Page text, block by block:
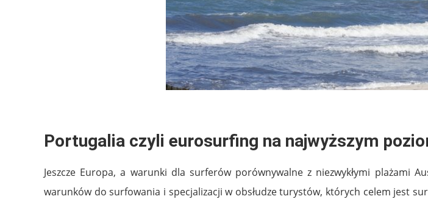
Portugalia czyli eurosurfing na najwyższym
Jeszcze Europa, a warunki dla surferów porównywalne z niezwykłymi plażami
warunków do surfowania i specjalizacji w obsłudze turystów, których celem jest